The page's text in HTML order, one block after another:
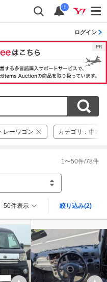
i
ログイン
レーワゴン カテゴリ ： 中古
1 〜50件/78件
50件表示 絞り込み(2)